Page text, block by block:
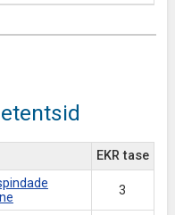
EKR tase
3